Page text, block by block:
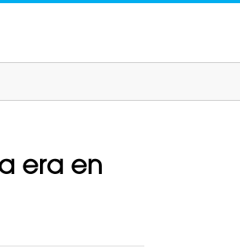
era en